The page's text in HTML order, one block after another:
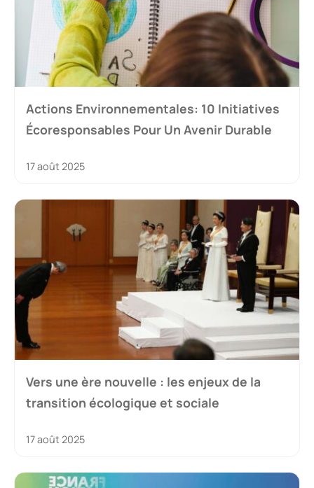
Actions Environnementales: 10 Initiatives
Écoresponsables Pour Un Avenir Durable
17 août 2025
Vers une ère nouvelle : les enjeux de la
transition écologique et sociale
17 août 2025